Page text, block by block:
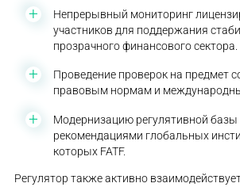
Непрерывный мониторинг
участников для поддержания
прозрачного финансового сектора.
Проведение проверок на предмет
правовым нормам и
Модернизацию регулятивной базы
рекомендациями глобальных
которых FATF.
Регулятор также активно